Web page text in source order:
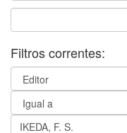
Filtros correntes: